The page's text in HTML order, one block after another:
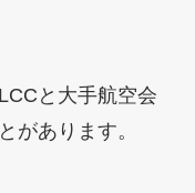
と大手航空会
があります。